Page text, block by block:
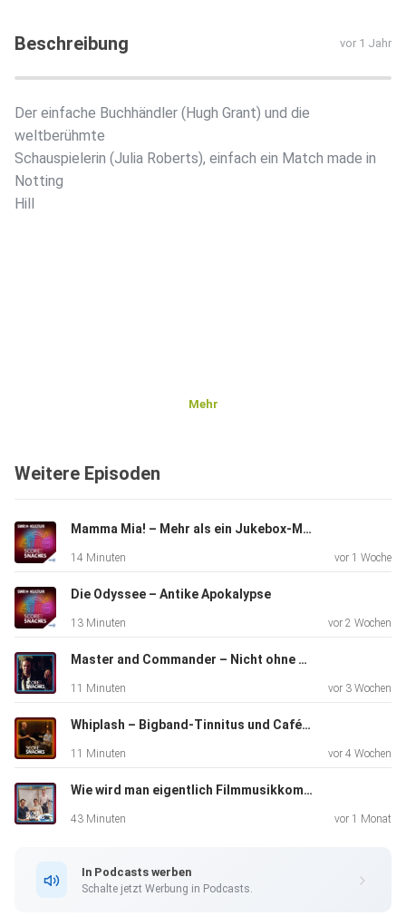
Beschreibung vor 1 Jahr
Der einfache Buchhändler (Hugh Grant) und die
weltberühmte
Schauspielerin (Julia Roberts), einfach ein Match made in
Notting
Hill
Mehr
Weitere Episoden
Mamma Mia! – Mehr als ein Jukebox-Musical
14 Minuten vor 1 Woche
Die Odyssee – Antike Apokalypse
13 Minuten vor 2 Wochen
Master and Commander – Nicht ohne meine Geige
11 Minuten vor 3 Wochen
Whiplash – Bigband-Tinnitus und Caféketten-Jazz
11 Minuten vor 4 Wochen
Wie wird man eigentlich Filmmusikkomponist?
43 Minuten vor 1 Monat
In Podcasts werben
Schalte jetzt Werbung in Podcasts.